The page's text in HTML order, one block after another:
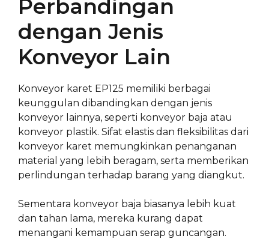
Perbandingan
dengan Jenis
Konveyor Lain
Konveyor karet EP125 memiliki berbagai
keunggulan dibandingkan dengan jenis
konveyor lainnya, seperti konveyor baja atau
konveyor plastik. Sifat elastis dan fleksibilitas dari
konveyor karet memungkinkan penanganan
material yang lebih beragam, serta memberikan
perlindungan terhadap barang yang diangkut.
Sementara konveyor baja biasanya lebih kuat
dan tahan lama, mereka kurang dapat
menangani kemampuan serap guncangan.